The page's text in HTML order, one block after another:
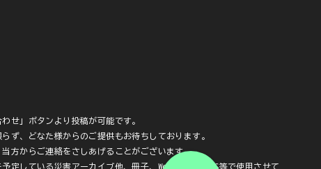
せ」ボタンより投稿が可能です。
ず、どなた様からのご提供もお待ちしております。
方からご連絡をさしあげることがございます。
定している災害アーカイブ他、冊子、WebサイトやSNS等で使用させて